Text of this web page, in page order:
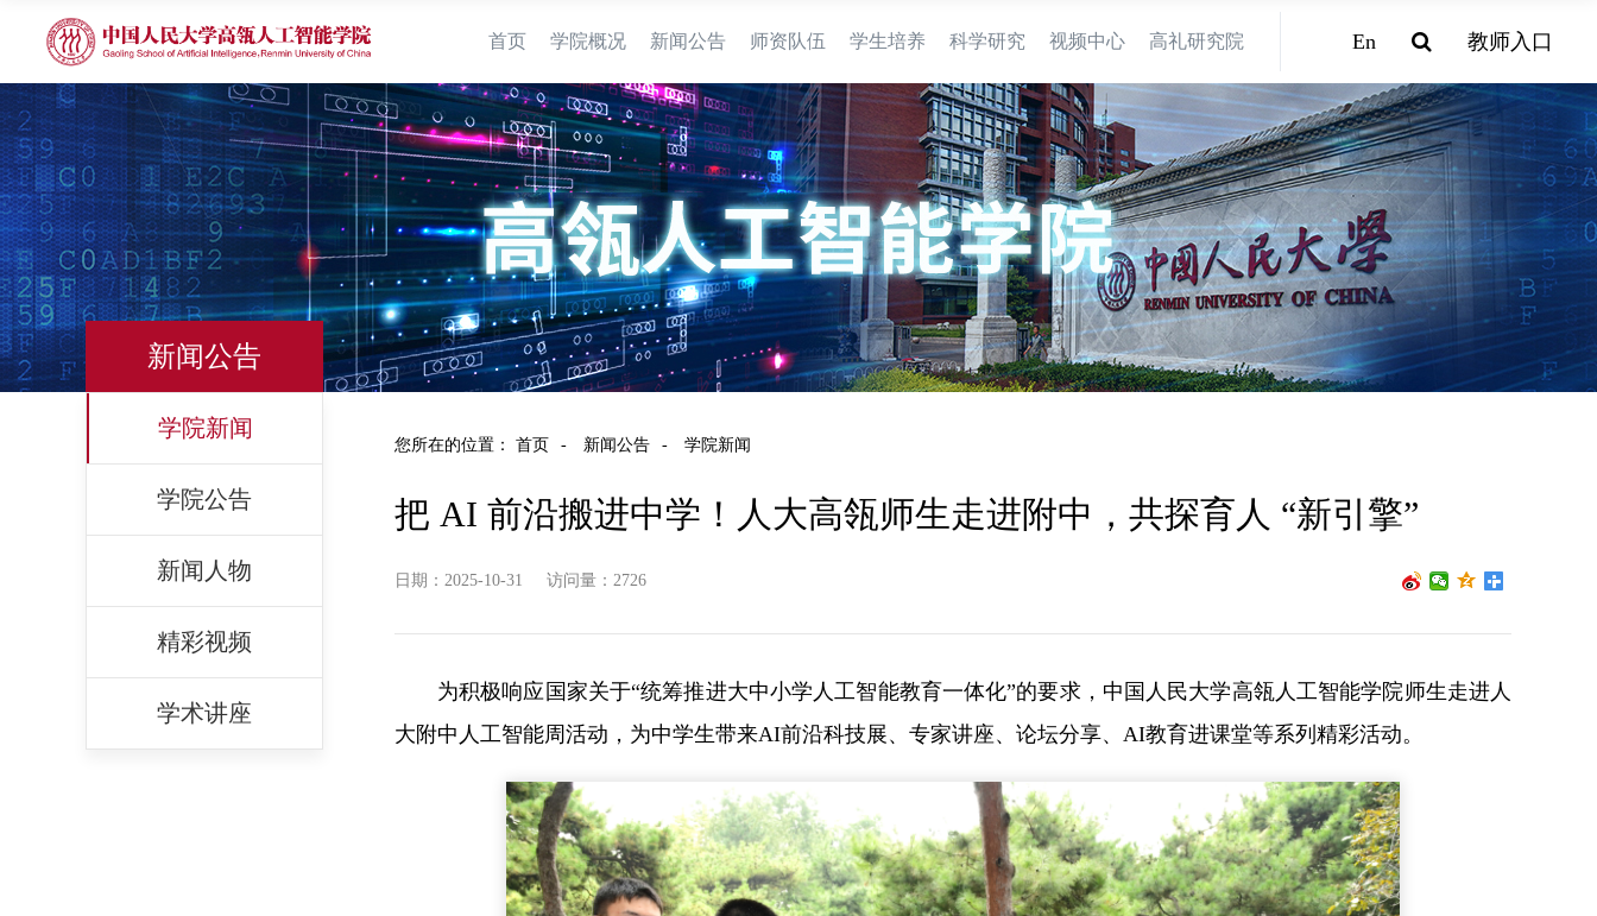
首页 学院概况 新闻公告 师资队伍 学生培养 科学研究 视频中心 高礼研究院 En 教师入口
新闻公告
学院新闻
学院公告
新闻人物
精彩视频
学术讲座
您所在的位置： 首页 - 新闻公告 - 学院新闻
把 AI 前沿搬进中学！人大高瓴师生走进附中，共探育人 “新引擎”
日期：2025-10-31 访问量： 2726
为积极响应国家关于“统筹推进大中小学人工智能教育一体化”的要求，中国人民大学高瓴人工智能学院师生走进人
大附中人工智能周活动，为中学生带来AI前沿科技展、专家讲座、论坛分享、AI教育进课堂等系列精彩活动。